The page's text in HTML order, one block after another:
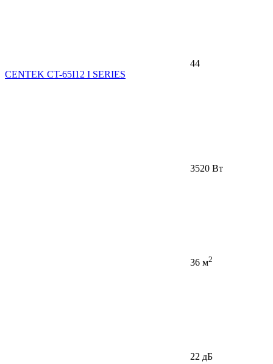
44
CENTEK CT-65I12 I SERIES
3520 Вт
36 м2
22 дБ